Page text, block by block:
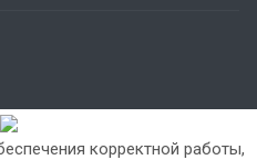
корректной работы,